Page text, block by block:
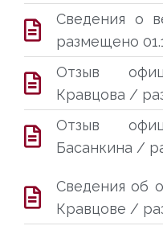
Сведения о
размещено
Отзыв
Кравцова /
Отзыв
Басанкина /
Сведения об
Кравцове /